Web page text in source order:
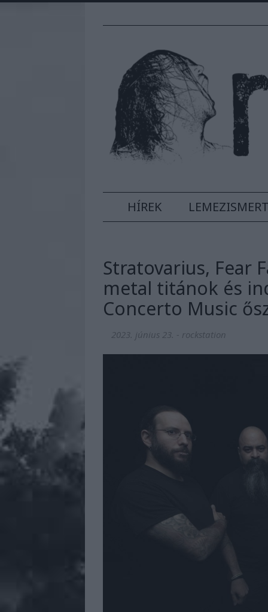
HÍREK
Stratovarius, Fear
metal titánok és
Concerto Music
2023. június 23. - rockstation